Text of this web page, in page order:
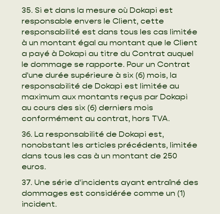
35. Si et dans la mesure où Dokapi est
responsable envers le Client, cette
responsabilité est dans tous les cas limitée
à un montant égal au montant que le Client
a payé à Dokapi au titre du Contrat auquel
le dommage se rapporte. Pour un Contrat
d'une durée supérieure à six (6) mois, la
responsabilité de Dokapi est limitée au
maximum aux montants reçus par Dokapi
au cours des six (6) derniers mois
conformément au contrat, hors TVA.
36. La responsabilité de Dokapi est,
nonobstant les articles précédents, limitée
dans tous les cas à un montant de 250
euros.
37. Une série d'incidents ayant entraîné des
dommages est considérée comme un (1)
incident.